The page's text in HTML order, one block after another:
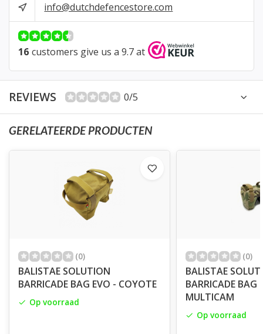
info@dutchdefencestore.com
16 customers give us a 9.7 at
REVIEWS 0/5
GERELATEERDE PRODUCTEN
(0)
BALISTAE SOLUTION
BARRICADE BAG EVO - COYOTE
Op voorraad
(0)
BALISTAE
BARRICADE BAG
MULTICAM
Op voorraad